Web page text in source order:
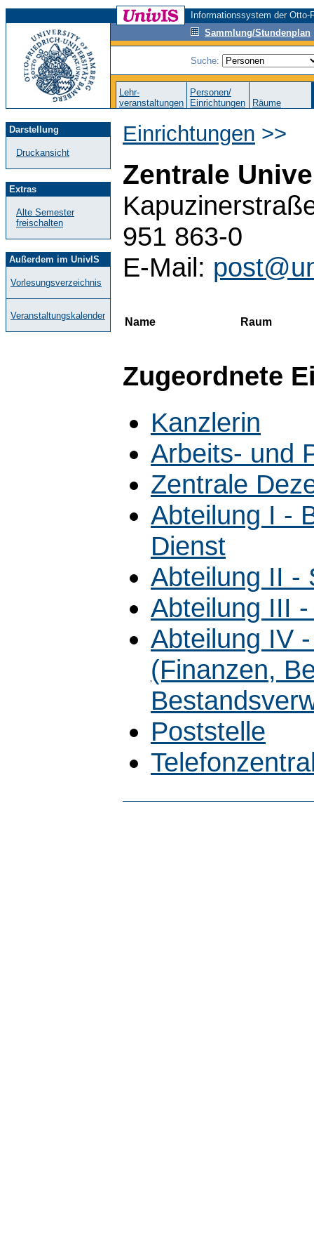
Informationssystem der
Sammlung/Stundenplan
Suche:
Lehr-
veranstaltungen
Personen/
Einrichtungen
Räume
Darstellung
Druckansicht
Extras
Alte Semester
freischalten
Außerdem im UnivIS
Vorlesungsverzeichnis
Veranstaltungskalender
Einrichtungen >>
Zentrale
951 863-0
E-Mail:
Name Raum
Zugeordnete
Kanzlerin
Arbeits- und
Zentrale
Abteilung I -
Dienst
Abteilung II -
Abteilung III
Abteilung IV
(Finanzen,
Poststelle